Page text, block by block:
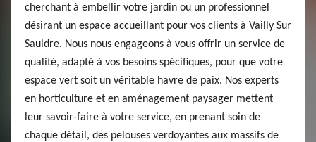
cherchant à embellir votre jardin ou un professionnel
désirant un espace accueillant pour vos clients à Vailly Sur
Sauldre. Nous nous engageons à vous offrir un service de
qualité, adapté à vos besoins spécifiques, pour que votre
espace vert soit un véritable havre de paix. Nos experts
en horticulture et en aménagement paysager mettent
leur savoir-faire à votre service, en prenant soin de
chaque détail, des pelouses verdoyantes aux massifs de